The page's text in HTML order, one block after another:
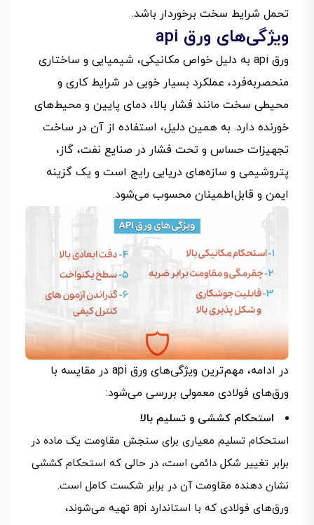
تحمل شرایط سخت برخوردار باشد.
ویژگی‌های ورق api
ورق api به دلیل خواص مکانیکی، شیمیایی و ساختاری
منحصربه‌فرد، عملکرد بسیار خوبی در شرایط کاری و
محیطی سخت مانند فشار بالا، دمای پایین و محیط‌های
خورنده دارد. به همین دلیل، استفاده از آن در ساخت
تجهیزات حساس و تحت فشار در صنایع نفت، گاز،
پتروشیمی و سازه‌های دریایی رایج است و یک گزینه
ایمن و قابل‌اطمینان محسوب می‌شود.
در ادامه، مهم‌ترین ویژگی‌های ورق api در مقایسه با
ورق‌های فولادی معمولی بررسی می‌شود:
استحکام کششی و تسلیم بالا
استحکام تسلیم معیاری برای سنجش مقاومت یک ماده در
برابر تغییر شکل دائمی است، در حالی که استحکام کششی
نشان دهنده مقاومت آن در برابر شکست کامل است.
ورق‌های فولادی که با استاندارد api تهیه می‌شوند،